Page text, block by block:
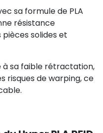
sa formule de PLA
résistance
solides et
à sa faible rétractation,
risques de warping, ce